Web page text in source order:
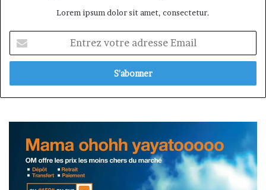
Lorem ipsum dolor sit amet, consectetur.
votre
adresse